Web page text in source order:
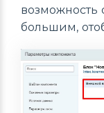
возможность
большим,